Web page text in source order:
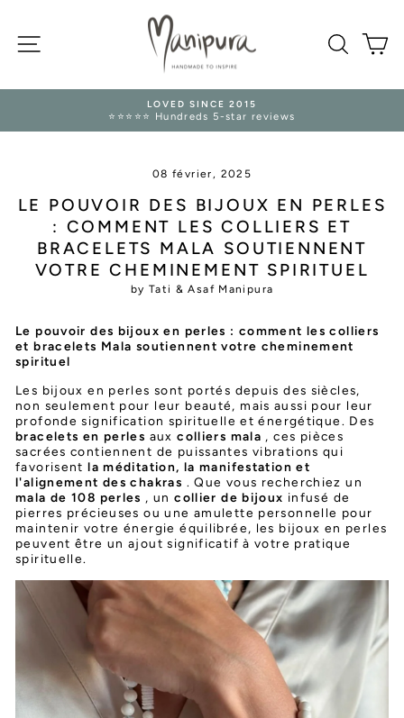
contenu
Diaporama
Pause
LOVED SINCE 2015
⭐⭐⭐⭐⭐ Hundreds 5-star reviews
08 février, 2025
LE POUVOIR DES BIJOUX EN PERLES
: COMMENT LES COLLIERS ET
BRACELETS MALA SOUTIENNENT
VOTRE CHEMINEMENT SPIRITUEL
by Tati & Asaf Manipura
Le pouvoir des bijoux en perles : comment les colliers
et bracelets Mala soutiennent votre cheminement
spirituel
Les bijoux en perles sont portés depuis des siècles,
non seulement pour leur beauté, mais aussi pour leur
profonde signification spirituelle et énergétique. Des
bracelets en perles auxcolliers mala , ces pièces
sacrées contiennent de puissantes vibrations qui
favorisentla méditation, la manifestation et
l'alignement des chakras . Que vous recherchiez un
mala de 108 perles , uncollier de bijoux infusé de
pierres précieuses ou une amulette personnelle pour
maintenir votre énergie équilibrée, les bijoux en perles
peuvent être un ajout significatif à votre pratique
spirituelle.